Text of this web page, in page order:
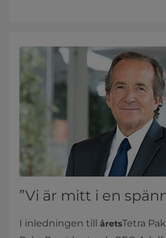
”Vi är mitt i en
I inledningen till åretsTetra